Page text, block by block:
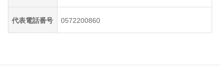
代表電話番号 0572200860